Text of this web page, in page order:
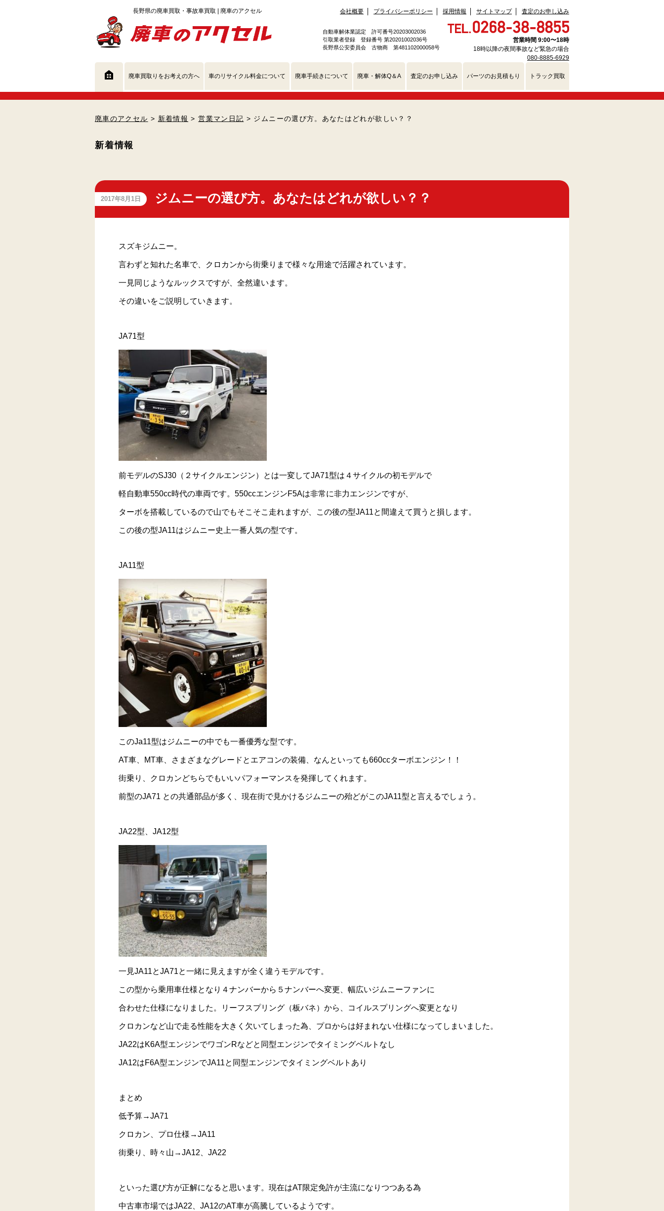
営業時間 9:00〜18時
18時以降の夜間事故など緊急の場合
080-8885-6929
自動車解体業認定 許可番号20203002036
引取業者登録 登録番号 第20201002036号
長野県公安委員会 古物商 第481102000058号
廃車買取りをお考えの方へ 車のリサイクル料金について 廃車手続きについて 廃車・解体Q＆A 査定のお申し込み パーツのお見積もり トラック買取
会社概要 プライバシーポリシー 採用情報 サイトマップ 査定のお申し込み
廃車のアクセル > 新着情報 >営業マン日記 > ジムニーの選び方。あなたはどれが欲しい？？
新着情報
2017年8月1日 ジムニーの選び方。あなたはどれが欲しい？？
スズキジムニー。
言わずと知れた名車で、クロカンから街乗りまで様々な用途で活躍されています。
一見同じようなルックスですが、全然違います。
その違いをご説明していきます。
JA71型
前モデルのSJ30（２サイクルエンジン）とは一変してJA71型は４サイクルの初モデルで
軽自動車550cc時代の車両です。550ccエンジンF5Aは非常に非力エンジンですが、
ターボを搭載しているので山でもそこそこ走れますが、この後の型JA11と間違えて買うと損します。
この後の型JA11はジムニー史上一番人気の型です。
JA11型
このJa11型はジムニーの中でも一番優秀な型です。
AT車、MT車、さまざまなグレードとエアコンの装備、なんといっても660ccターボエンジン！！
街乗り、クロカンどちらでもいいパフォーマンスを発揮してくれます。
前型のJA71 との共通部品が多く、現在街で見かけるジムニーの殆どがこのJA11型と言えるでしょう。
JA22型、JA12型
一見JA11とJA71と一緒に見えますが全く違うモデルです。
この型から乗用車仕様となり４ナンバーから５ナンバーへ変更、幅広いジムニーファンに
合わせた仕様になりました。リーフスプリング（板バネ）から、コイルスプリングへ変更となり
クロカンなど山で走る性能を大きく欠いてしまった為、プロからは好まれない仕様になってしまいました。
JA22はK6A型エンジンでワゴンRなどと同型エンジンでタイミングベルトなし
JA12はF6A型エンジンでJA11と同型エンジンでタイミングベルトあり
まとめ
低予算→JA71
クロカン、プロ仕様→JA11
街乗り、時々山→JA12、JA22
といった選び方が正解になると思います。現在はAT限定免許が主流になりつつある為
中古車市場ではJA22、JA12のAT車が高騰しているようです。